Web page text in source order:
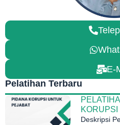
E-
Pelatihan Terbaru
Deskripsi